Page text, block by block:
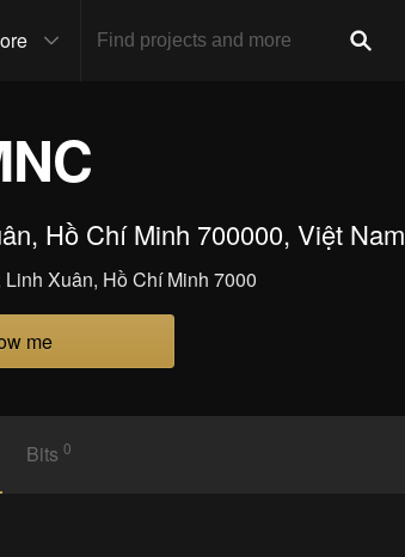
Hồ Chí Minh 700000, Việt Nam
Xuân, Hồ Chí Minh 7000
me
Bits 0